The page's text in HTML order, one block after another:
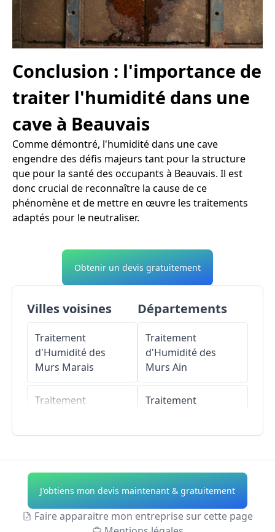
Conclusion : l'importance de
traiter l'humidité dans une
cave à Beauvais
Comme démontré, l'humidité dans une cave
engendre des défis majeurs tant pour la structure
que pour la santé des occupants à Beauvais. Il est
donc crucial de reconnaître la cause de ce
phénomène et de mettre en œuvre les traitements
adaptés pour le neutraliser.
Obtenir un devis gratuitement
Villes voisines
Traitement
d'Humidité des
Murs Marais
Traitement
Traitement
d'Humidité des
Murs Saint-Martin-
le-Nœud
Départements
Traitement
d'Humidité des
Murs Ain
Traitement
Traitement
d'Humidité des
Murs Allier
Traitement
J'obtiens mon devis maintenant & gratuitement
Faire apparaitre mon entreprise sur cette page